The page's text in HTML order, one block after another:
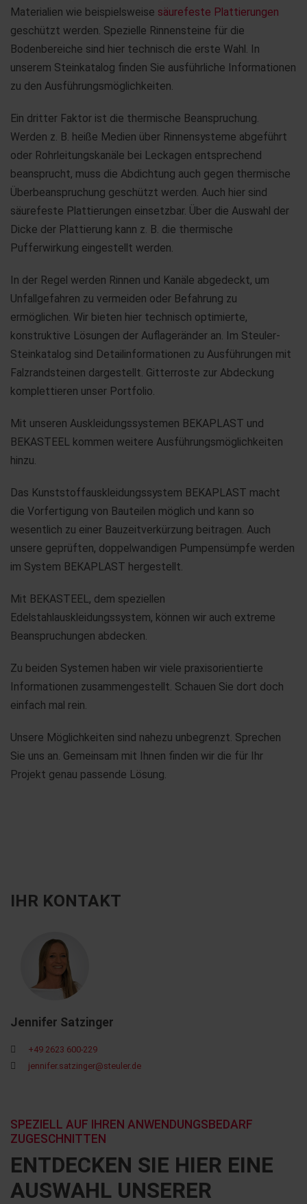
IHR KONTAKT
Jennifer Satzinger
+49 2623 600-229
jennifer.satzinger@steuler.de
Materialien wie beispielsweise säurefeste Plattierungen
geschützt werden. Spezielle Rinnensteine für die
Bodenbereiche sind hier technisch die erste Wahl. In
unserem Steinkatalog finden Sie ausführliche Informationen
zu den Ausführungsmöglichkeiten.
Ein dritter Faktor ist die thermische Beanspruchung.
Werden z. B. heiße Medien über Rinnensysteme abgeführt
oder Rohrleitungskanäle bei Leckagen entsprechend
beansprucht, muss die Abdichtung auch gegen thermische
Überbeanspruchung geschützt werden. Auch hier sind
säurefeste Plattierungen einsetzbar. Über die Auswahl der
Dicke der Plattierung kann z. B. die thermische
Pufferwirkung eingestellt werden.
In der Regel werden Rinnen und Kanäle abgedeckt, um
Unfallgefahren zu vermeiden oder Befahrung zu
ermöglichen. Wir bieten hier technisch optimierte,
konstruktive Lösungen der Auflageränder an. Im Steuler-
Steinkatalog sind Detailinformationen zu Ausführungen mit
Falzrandsteinen dargestellt. Gitterroste zur Abdeckung
komplettieren unser Portfolio.
Mit unseren Auskleidungssystemen BEKAPLAST und
BEKASTEEL kommen weitere Ausführungsmöglichkeiten
hinzu.
Das Kunststoffauskleidungssystem BEKAPLAST macht
die Vorfertigung von Bauteilen möglich und kann so
wesentlich zu einer Bauzeitverkürzung beitragen. Auch
unsere geprüften, doppelwandigen Pumpensümpfe werden
im System BEKAPLAST hergestellt.
Mit BEKASTEEL, dem speziellen
Edelstahlauskleidungssystem, können wir auch extreme
Beanspruchungen abdecken.
Zu beiden Systemen haben wir viele praxisorientierte
Informationen zusammengestellt. Schauen Sie dort doch
einfach mal rein.
Unsere Möglichkeiten sind nahezu unbegrenzt. Sprechen
Sie uns an. Gemeinsam mit Ihnen finden wir die für Ihr
Projekt genau passende Lösung.
ENTDECKEN SIE HIER EINE
AUSWAHL UNSERER
SPEZIELL AUF IHREN ANWENDUNGSBEDARF
ZUGESCHNITTEN